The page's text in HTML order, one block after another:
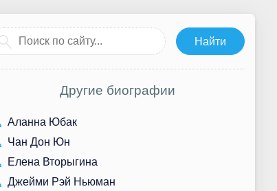
Другие биографии
Аланна Юбак
Чан Дон Юн
Елена Вторыгина
Джейми Рэй Ньюман